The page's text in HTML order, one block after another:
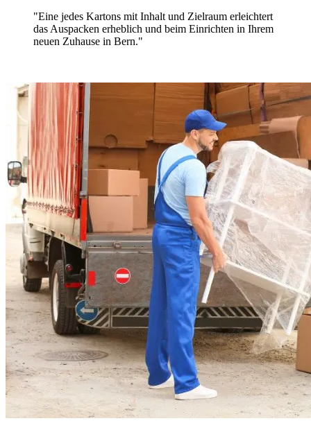
"Eine jedes Kartons mit Inhalt und Zielraum erleichtert
das Auspacken erheblich und beim Einrichten in Ihrem
neuen Zuhause in Bern."